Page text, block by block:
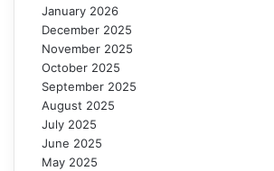
January 2026
December 2025
November 2025
October 2025
September 2025
August 2025
July 2025
June 2025
May 2025